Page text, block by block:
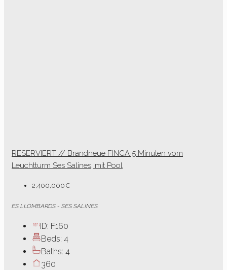
RESERVIERT // Brandneue FINCA 5 Minuten vom
Leuchtturm Ses Salines, mit Pool
2,400,000€
ES LLOMBARDS - SES SALINES
ID: F160
Beds: 4
Baths: 4
360